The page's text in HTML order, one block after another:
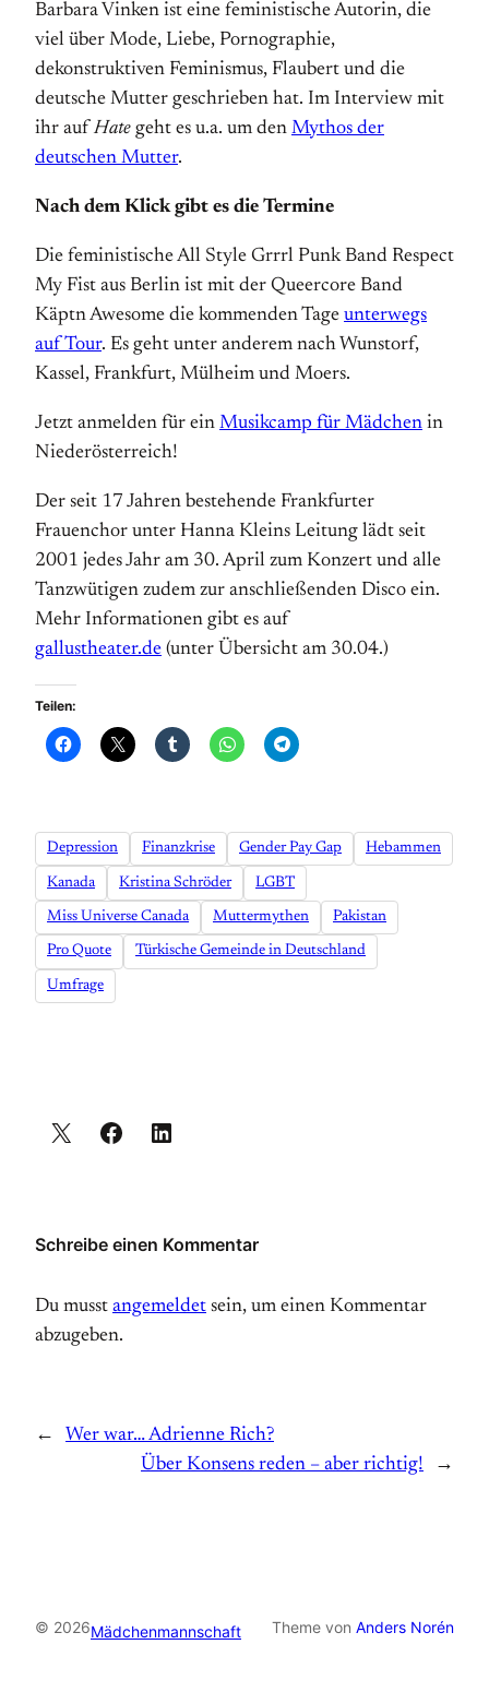
Barbara Vinken ist eine feministische Autorin, die
viel über Mode, Liebe, Pornographie,
dekonstruktiven Feminismus, Flaubert und die
deutsche Mutter geschrieben hat. Im Interview mit
ihr auf Hate geht es u.a. um den Mythos der
deutschen Mutter.
Nach dem Klick gibt es die Termine
Die feministische All Style Grrrl Punk Band Respect
My Fist aus Berlin ist mit der Queercore Band
Käptn Awesome die kommenden Tage unterwegs
auf Tour. Es geht unter anderem nach Wunstorf,
Kassel, Frankfurt, Mülheim und Moers.
Jetzt anmelden für ein Musikcamp für Mädchen in
Niederösterreich!
Der seit 17 Jahren bestehende Frankfurter
Frauenchor unter Hanna Kleins Leitung lädt seit
2001 jedes Jahr am 30. April zum Konzert und alle
Tanzwütigen zudem zur anschließenden Disco ein.
Mehr Informationen gibt es auf
gallustheater.de (unter Übersicht am 30.04.)
Teilen:
Depression Finanzkrise Gender Pay Gap Hebammen
Kanada Kristina Schröder LGBT
Miss Universe Canada Muttermythen Pakistan
Pro Quote Türkische Gemeinde in Deutschland
Umfrage
Schreibe einen Kommentar
Du musst angemeldet sein, um einen Kommentar
abzugeben.
←
Wer war… Adrienne Rich?
Über Konsens reden – aber richtig!
→
© 2026Mädchenmannschaft Theme von Anders Norén